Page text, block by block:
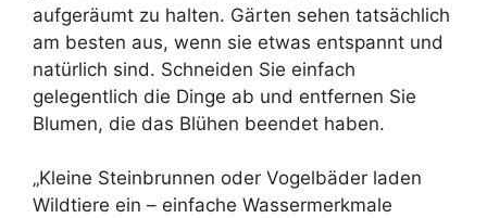
aufgeräumt zu halten. Gärten sehen tatsächlich
am besten aus, wenn sie etwas entspannt und
natürlich sind. Schneiden Sie einfach
gelegentlich die Dinge ab und entfernen Sie
Blumen, die das Blühen beendet haben.
„Kleine Steinbrunnen oder Vogelbäder laden
Wildtiere ein – einfache Wassermerkmale